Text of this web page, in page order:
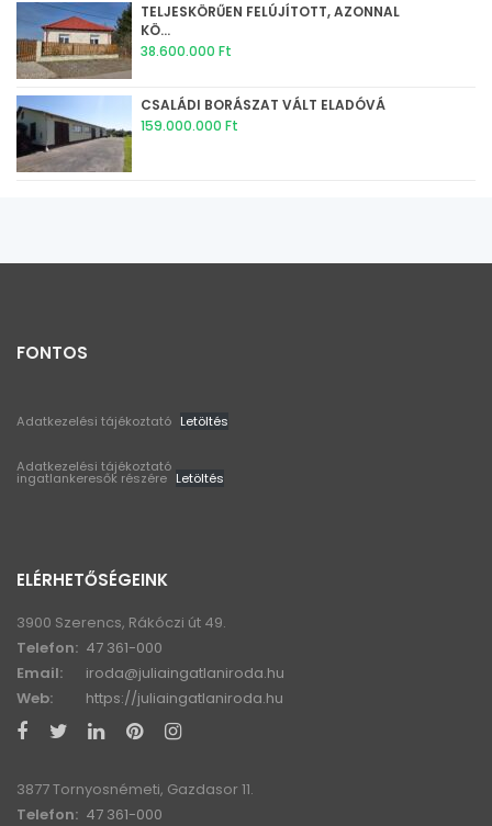
TELJESKÖRŰEN FELÚJÍTOTT, AZONNAL
KÖ...
38.600.000 Ft
CSALÁDI BORÁSZAT VÁLT ELADÓVÁ
159.000.000 Ft
FONTOS
Adatkezelési tájékoztató Letöltés
Adatkezelési tájékoztató
ingatlankeresők részére Letöltés
ELÉRHETŐSÉGEINK
3900 Szerencs, Rákóczi út 49.
Telefon: 47 361-000
Email:
iroda@juliaingatlaniroda.hu
Web:
https://juliaingatlaniroda.hu
3877 Tornyosnémeti, Gazdasor 11.
Telefon: 47 361-000